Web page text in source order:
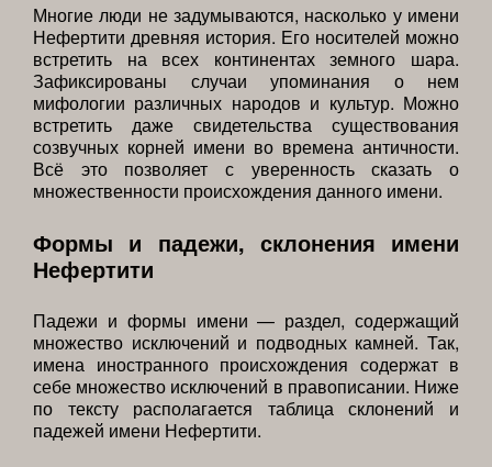
Многие люди не задумываются, насколько у имени
Нефертити древняя история. Его носителей можно
встретить на всех континентах земного шара.
Зафиксированы случаи упоминания о нем
мифологии различных народов и культур. Можно
встретить даже свидетельства существования
созвучных корней имени во времена античности.
Всё это позволяет с уверенность сказать о
множественности происхождения данного имени.
Формы и падежи, склонения имени
Нефертити
Падежи и формы имени — раздел, содержащий
множество исключений и подводных камней. Так,
имена иностранного происхождения содержат в
себе множество исключений в правописании. Ниже
по тексту располагается таблица склонений и
падежей имени Нефертити.